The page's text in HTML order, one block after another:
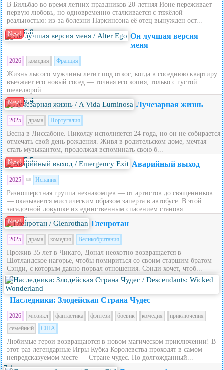
В Бильбао во время летних праздников 20‑летняя Йоне переживает
первую любовь, но одновременно сталкивается с тяжёлой
реальностью: из‑за болезни Паркинсона её отец вынужден ост...
New! 6.8
Он лучшая версия
меня
2026 комедия Франция
Жизнь лысого мужчины летит под откос, когда в соседнюю квартиру
въезжает его новый сосед — точная его копия, только с густой
шевелюрой....
New! 6.4 Лучезарная жизнь
2025 драма Португалия
Весна в Лиссабоне. Николау исполняется 24 года, но он не собирается
отмечать свой день рождения. Живя в родительском доме, мечтая
стать музыкантом, продолжая вспоминать свою б...
New! 5.5 Аварийный выход
2025 Испания
Разношерстная группа незнакомцев — от артистов до священников
— оказывается мистическим образом заперта в автобусе. В этой
загадочной ловушке их единственным спасением становя...
New! 7 Гленротан
2025 драма комедия Великобритания
Прожив 35 лет в Чикаго, Донал неохотно возвращается в
Шотландское нагорье, чтобы помириться со своим старшим братом
Сэнди, с которым давно порвал отношения. Сэнди хочет, чтоб...
5.6
Наследники: Злодейская Страна Чудес
2026 мюзикл фантастика фэнтези боевик комедия
приключения
семейный
США
Любимые герои возвращаются в новом магическом приключении! В
этот раз легендарные Игры Кубка Королевства проходят в самом
непредсказуемом месте — Стране чудес. Но долгожданный...
7.1